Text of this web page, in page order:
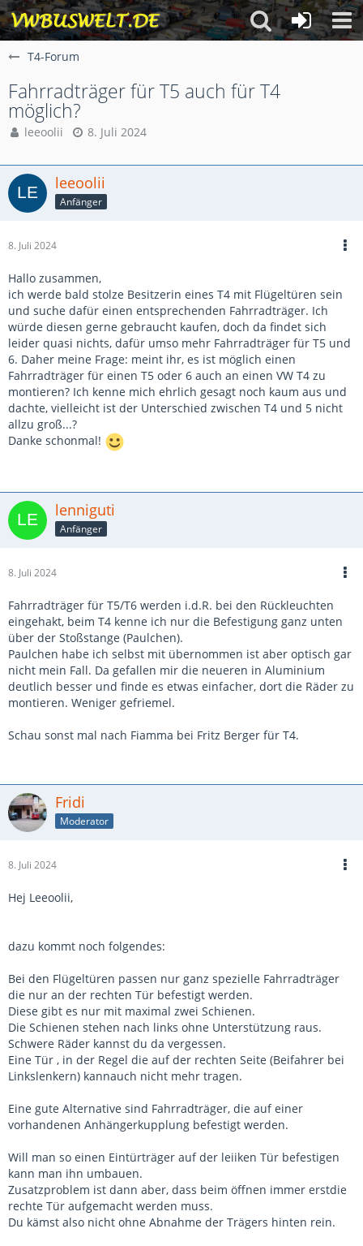
T4-Forum
Fahrradträger für T5 auch für T4
möglich?
leeoolii 8. Juli 2024
leeoolii
Anfänger
8. Juli 2024
Hallo zusammen,
ich werde bald stolze Besitzerin eines T4 mit Flügeltüren sein
und suche dafür einen entsprechenden Fahrradträger. Ich
würde diesen gerne gebraucht kaufen, doch da findet sich
leider quasi nichts, dafür umso mehr Fahrradträger für T5 und
6. Daher meine Frage: meint ihr, es ist möglich einen
Fahrradträger für einen T5 oder 6 auch an einen VW T4 zu
montieren? Ich kenne mich ehrlich gesagt noch kaum aus und
dachte, vielleicht ist der Unterschied zwischen T4 und 5 nicht
allzu groß...?
Danke schonmal!
lenniguti
Anfänger
8. Juli 2024
Fahrradträger für T5/T6 werden i.d.R. bei den Rückleuchten
eingehakt, beim T4 kenne ich nur die Befestigung ganz unten
über der Stoßstange (Paulchen).
Paulchen habe ich selbst mit übernommen ist aber optisch gar
nicht mein Fall. Da gefallen mir die neueren in Aluminium
deutlich besser und finde es etwas einfacher, dort die Räder zu
montieren. Weniger gefriemel.
Schau sonst mal nach Fiamma bei Fritz Berger für T4.
Fridi
Moderator
8. Juli 2024
Hej Leeoolii,
dazu kommt noch folgendes:
Bei den Flügeltüren passen nur ganz spezielle Fahrradträger
die nur an der rechten Tür befestigt werden.
Diese gibt es nur mit maximal zwei Schienen.
Die Schienen stehen nach links ohne Unterstützung raus.
Schwere Räder kannst du da vergessen.
Eine Tür , in der Regel die auf der rechten Seite (Beifahrer bei
Linkslenkern) kannauch nicht mehr tragen.
Eine gute Alternative sind Fahrradträger, die auf einer
vorhandenen Anhängerkupplung befestigt werden.
Will man so einen Eintürträger auf der leiiken Tür befestigen
kann man ihn umbauen.
Zusatzproblem ist dann aber, dass beim öffnen immer erstdie
rechte Tür aufgemacht werden muss.
Du kämst also nicht ohne Abnahme der Trägers hinten rein.